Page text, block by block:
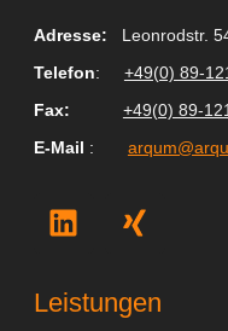
Adresse:
Leonrodstr.
Telefon:
+49(0) 89-
Fax:
+49(0) 89-
E-Mail :
L
i
k
X
i
g
Leistungen